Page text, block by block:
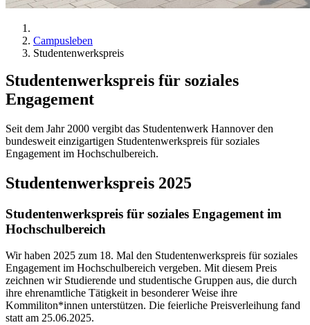
Campusleben
Studentenwerkspreis
Studentenwerkspreis für soziales
Engagement
Seit dem Jahr 2000 vergibt das Studentenwerk Hannover den
bundesweit einzigartigen Studentenwerkspreis für soziales
Engagement im Hochschulbereich.
Studentenwerkspreis 2025
Studentenwerkspreis für soziales Engagement im
Hochschulbereich
Wir haben 2025 zum 18. Mal den Studentenwerkspreis für soziales
Engagement im Hochschulbereich vergeben. Mit diesem Preis
zeichnen wir Studierende und studentische Gruppen aus, die durch
ihre ehrenamtliche Tätigkeit in besonderer Weise ihre
Kommiliton*innen unterstützen. Die feierliche Preisverleihung fand
statt am 25.06.2025.